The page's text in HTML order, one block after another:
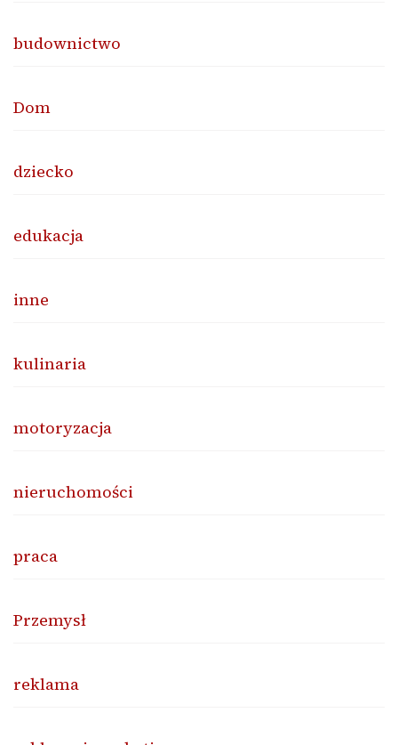
budownictwo
Dom
dziecko
edukacja
inne
kulinaria
motoryzacja
nieruchomości
praca
Przemysł
reklama